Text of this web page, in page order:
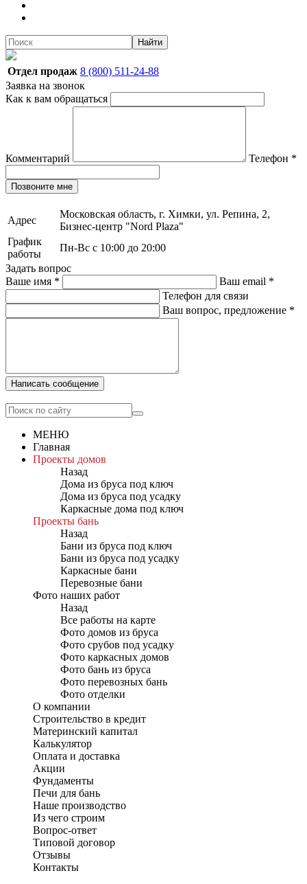
Найти
Отдел продаж 8 (800) 511-24-88
Заявка на звонок
Как к вам обращаться
Комментарий Телефон *
Позвоните мне
Адрес
Московская область, г. Химки, ул. Репина, 2,
Бизнес-центр "Nord Plaza"
График
работы
Пн-Вс с 10:00 до 20:00
Задать вопрос
Ваше имя * Ваш email *
Телефон для связи
Ваш вопрос, предложение *
Написать сообщение
МЕНЮ
Главная
Проекты домов
Назад
Дома из бруса под ключ
Дома из бруса под усадку
Каркасные дома под ключ
Проекты бань
Назад
Бани из бруса под ключ
Бани из бруса под усадку
Каркасные бани
Перевозные бани
Фото наших работ
Назад
Все работы на карте
Фото домов из бруса
Фото срубов под усадку
Фото каркасных домов
Фото бань из бруса
Фото перевозных бань
Фото отделки
О компании
Строительство в кредит
Материнский капитал
Калькулятор
Оплата и доставка
Акции
Фундаменты
Печи для бань
Наше производство
Из чего строим
Вопрос-ответ
Типовой договор
Отзывы
Контакты